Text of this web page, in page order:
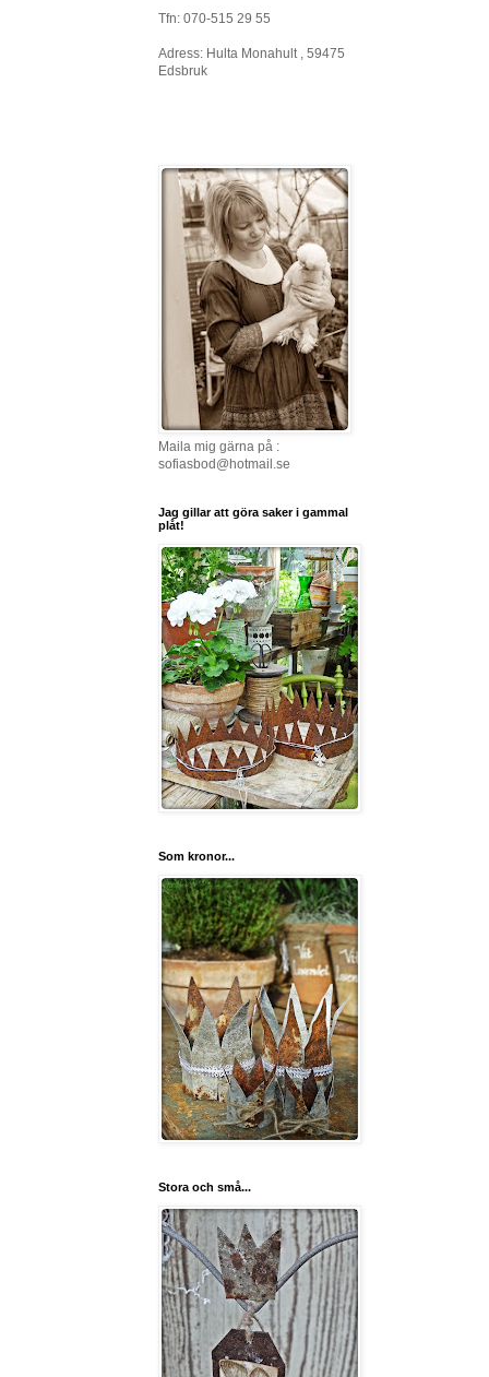
Tfn: 070-515 29 55
Adress: Hulta Monahult , 59475
Edsbruk
Maila mig gärna på :
sofiasbod@hotmail.se
Jag gillar att göra saker i gammal
plåt!
Som kronor...
Stora och små...